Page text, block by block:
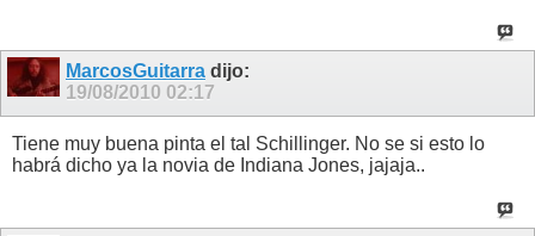
MarcosGuitarra dijo:
19/08/2010 02:17
Tiene muy buena pinta el tal Schillinger. No se si esto lo
habrá dicho ya la novia de Indiana Jones, jajaja..